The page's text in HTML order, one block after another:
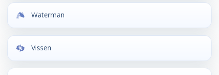
Waterman
Vissen